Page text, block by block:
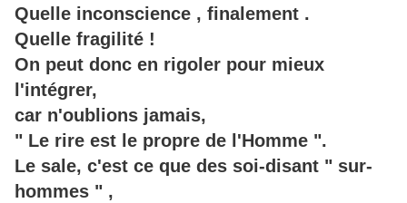
Quelle inconscience , finalement .
Quelle fragilité !
On peut donc en rigoler pour mieux
l'intégrer,
car n'oublions jamais,
" Le rire est le propre de l'Homme ".
Le sale, c'est ce que des soi-disant " sur-
hommes " ,